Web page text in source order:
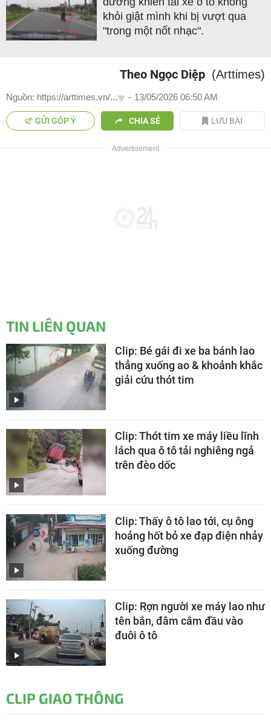
khỏi giật mình khi bị vượt qua
"trong một nốt nhạc".
Theo Ngọc Diệp (Arttimes)
Nguồn: https://arttimes.vn/... - 13/05/2026 06:50 AM
GỬI GÓP Ý CHIA SẺ LƯU BÀI
TIN LIÊN QUAN
Clip: Bé gái đi xe ba bánh lao
thẳng xuống ao & khoảnh khắc
giải cứu thót tim
Clip: Thót tim xe máy liều lĩnh
lách qua ô tô tải nghiêng ngả
trên đèo dốc
Clip: Thấy ô tô lao tới, cụ ông
hoảng hốt bỏ xe đạp điện nhảy
xuống đường
Clip: Rợn người xe máy lao như
tên bắn, đâm cắm đầu vào
đuôi ô tô
CLIP GIAO THÔNG